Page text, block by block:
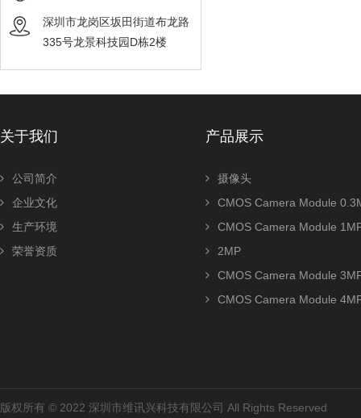
深圳市龙岗区坂田街道布龙路
335号龙景科技园D栋2楼
关于我们
公司简介
企业文化
生产环境
荣誉资质
产品展示
摄像头
CMOS Camera Module
CMOS Camera Module
2MP
CMOS Camera Module
CMOS Camera Module
版权所有 © 2022 深圳市维讯兴科技有限公司 All Rights Reserved